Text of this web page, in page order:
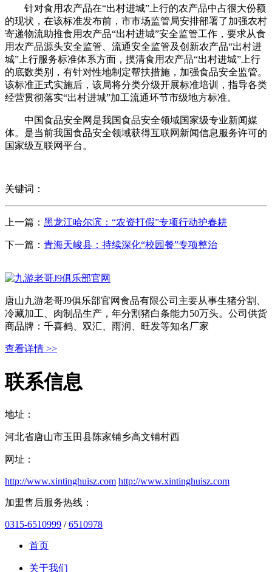
针对食用农产品在“出村进城”上行的农产品中占很大份额
的现状，在该标准发布前，市市场监管局安排部署了加强农村
寄递物流助推食用农产品“出村进城”安全监管工作，要求从食
用农产品源头安全监管、流通安全监管及创新农产品“出村进
城”上行服务标准体系方面，摸清食用农产品“出村进城”上行
的底数类别，有针对性地制定帮扶措施，加强食品安全监管。
该标准正式实施后，该局将分类分级开展标准培训，指导各类
经营贯彻落实“出村进城”加工流通环节市级地方标准。
中国食品安全网是我国食品安全领域国家级专业新闻媒
体。是当前我国食品安全领域获得互联网新闻信息服务许可的
国家级互联网平台。
关键词：
上一篇： 黑龙江哈尔滨：“农资打假”专项行动护春耕
下一篇： 青海天峻县：持续深化“校园餐”专项整治
唐山九游老哥J9俱乐部官网食品有限公司主要从事生猪分割、
冷藏加工、肉制品生产，年分割猪白条能力50万头。公司供货
商品牌：千喜鹤、双汇、雨润、旺发等知名厂家
查看详情 >>
联系信息
地址：
河北省唐山市玉田县陈家铺乡高文铺村西
网址：
http://www.xintinghuisz.com http://www.xintinghuisz.com
加盟售后服务热线：
0315-6510999 /6510978
首页
关于我们